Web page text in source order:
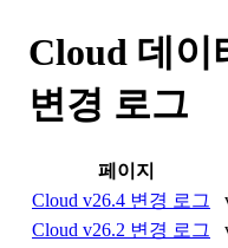
Cloud 데이
변경 로그
페이지
Cloud v26.4 변경 로그
Cloud v26.2 변경 로그